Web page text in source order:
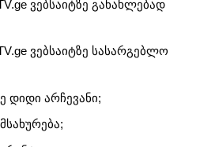
ვებსაიტზე განახლებად
ვებსაიტზე სასარგებლო
დიდი არჩევანი;